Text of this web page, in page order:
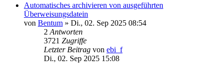
Automatisches archivieren von ausgeführten
Überweisungsdatein
von Bentum » Di., 02. Sep 2025 08:54
2 Antworten
3721 Zugriffe
Letzter Beitrag von ebi_f
Di., 02. Sep 2025 15:08